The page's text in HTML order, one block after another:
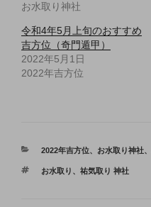
お水取り神社
令和4年5月上旬のおすすめ
吉方位（奇門遁甲）
2022年5月1日
2022年吉方位
カ
ゴ
2022年吉方位、 お水取り神社、
タ
お水取り 、 祐気取り 神社